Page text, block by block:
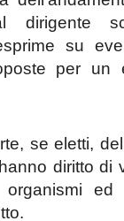
dirigente
su
per un
se eletti,
diritto di
organismi